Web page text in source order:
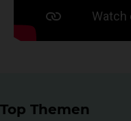
Top Themen